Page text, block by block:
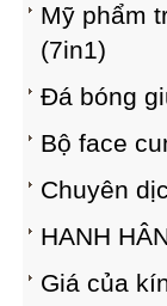
Mỹ phẩm
(7in1)
Đá bóng
Bộ face
Chuyên
HANH
Giá của